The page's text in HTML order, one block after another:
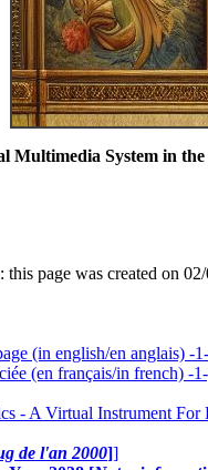
Multimedia System in
page was created on
(in english/en anglais) -
(en français/in french) -
- A Virtual Instrument
de l'an 2000]]